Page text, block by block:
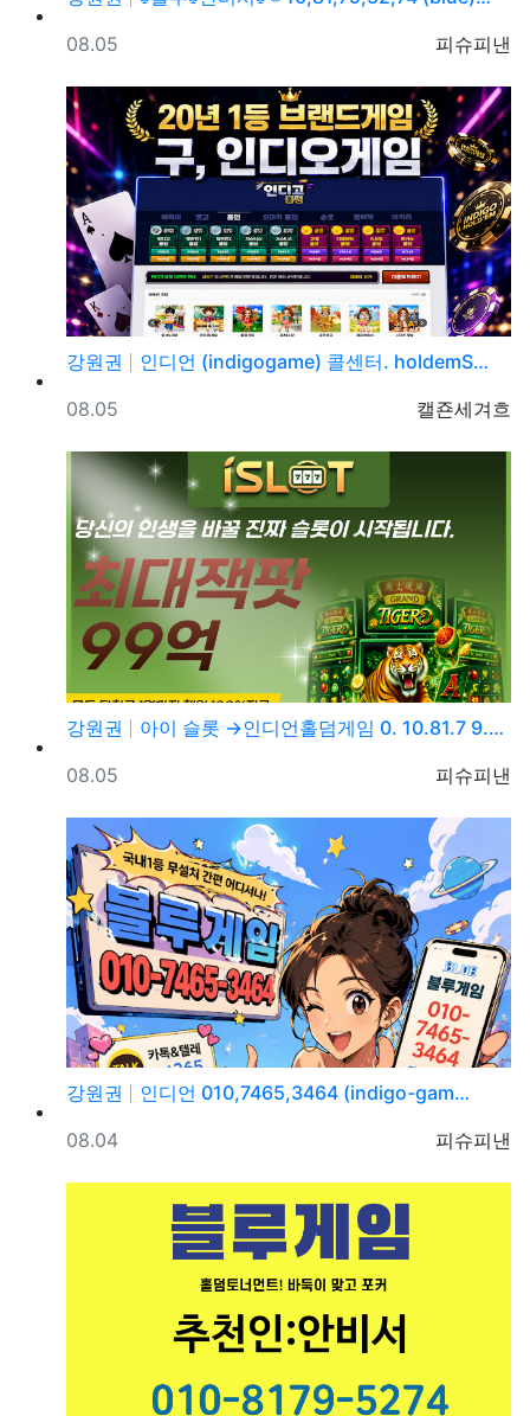
등록자
피슈피낸
등록일
08.05
강원권
인디언 (indigogame) 콜센터. holdemS…
등록자
캘죤세겨흐
등록일
08.05
강원권
아이 슬롯 →인디언홀덤게임 0. 10.81.7 9.→5…
등록자
피슈피낸
등록일
08.05
강원권
인디언 010,7465,3464 (indigo-gam…
등록자
피슈피낸
등록일
08.04